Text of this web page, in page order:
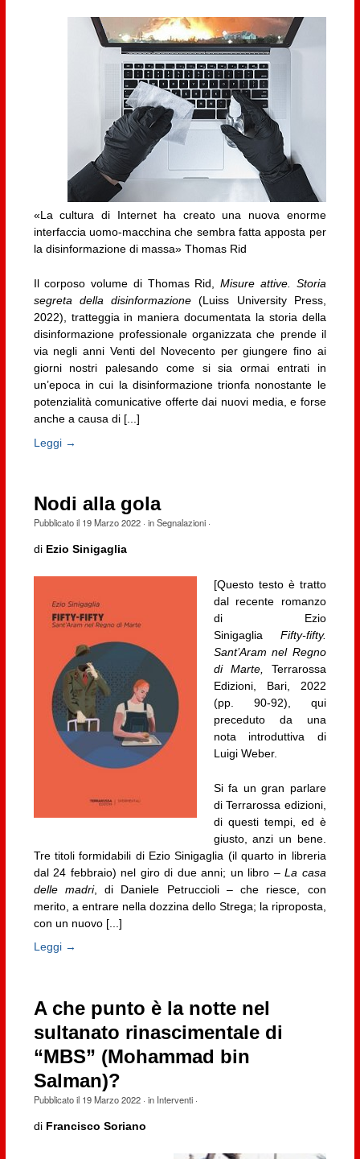
«La cultura di Internet ha creato una nuova enorme
interfaccia uomo-macchina che sembra fatta apposta per
la disinformazione di massa» Thomas Rid
Il corposo volume di Thomas Rid,Misure attive. Storia
segreta della disinformazione (Luiss University Press,
2022), tratteggia in maniera documentata la storia della
disinformazione professionale organizzata che prende il
via negli anni Venti del Novecento per giungere fino ai
giorni nostri palesando come si sia ormai entrati in
un’epoca in cui la disinformazione trionfa nonostante le
potenzialità comunicative offerte dai nuovi media, e forse
anche a causa di [...]
Leggi →
Nodi alla gola
Pubblicato il 19 Marzo 2022· inSegnalazioni·
di Ezio Sinigaglia
[Questo testo è tratto
dal recente romanzo
di Ezio
Sinigaglia Fifty-fifty.
Sant’Aram nel Regno
di Marte, Terrarossa
Edizioni, Bari, 2022
(pp. 90-92), qui
preceduto da una
nota introduttiva di
Luigi Weber.
Si fa un gran parlare
di Terrarossa edizioni,
di questi tempi, ed è
giusto, anzi un bene.
Tre titoli formidabili di Ezio Sinigaglia (il quarto in libreria
dal 24 febbraio) nel giro di due anni; un libro –La casa
delle madri, di Daniele Petruccioli – che riesce, con
merito, a entrare nella dozzina dello Strega; la riproposta,
con un nuovo [...]
Leggi →
A che punto è la notte nel
sultanato rinascimentale di
“MBS” (Mohammad bin
Salman)?
Pubblicato il 19 Marzo 2022· in Interventi·
di Francisco Soriano